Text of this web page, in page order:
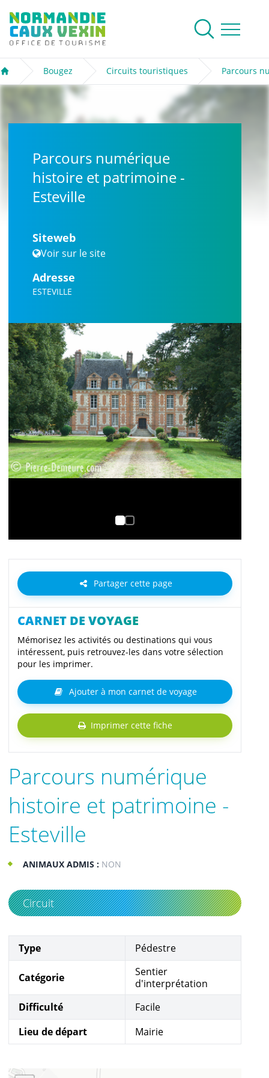
Normandie Caux Vexin
Ouvrir le
Rechercher
Accueil
Bougez Circuits touristiques Parcours
Parcours numérique
histoire et patrimoine -
Esteville
Siteweb
Voir sur le site
Adresse
ESTEVILLE
Parcours numérique
histoire et patrimoine -
Esteville
ANIMAUX ADMIS : NON
Circuit
Type Pédestre
Catégorie
Sentier
d'interprétation
Difficulté
Facile
Lieu de départ
Mairie
Partager cette page
CARNET DE VOYAGE
Mémorisez les activités ou destinations qui vous
intéressent, puis retrouvez-les dans votre sélection
pour les imprimer.
Ajouter à mon carnet de voyage
Imprimer cette fiche